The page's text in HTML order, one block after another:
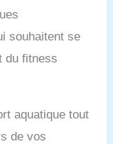
souhaitent se
du fitness
aquatique tout
de vos